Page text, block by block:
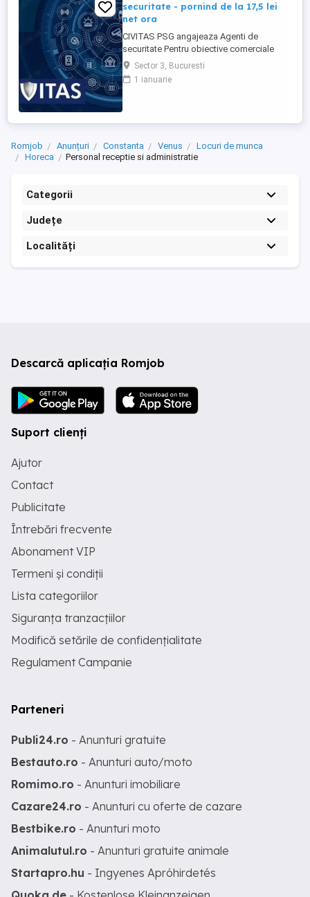
securitate - pornind de la 17,5 lei
net ora
CIVITAS PSG angajeaza Agenti de
securitate Pentru obiective comerciale
(magazine de haine din mall-urile din
Bucuresti) CONTACT: apel la numarul din
anunt Locatia: Park Lake, metrou Dristor
Garantam Salariu, program, ...
Sector 3, Bucuresti
1 ianuarie
Romjob Anunțuri Constanta Venus
Locuri de munca
Horeca
Personal receptie si administratie
Categorii
Județe
Localități
Descarcă aplicația Romjob
Suport clienți
Ajutor
Contact
Publicitate
Întrebări frecvente
Abonament VIP
Termeni și condiții
Lista categoriilor
Siguranța tranzacțiilor
Modifică setările de confidențialitate
Regulament Campanie
Parteneri
Publi24.ro - Anunturi gratuite
Bestauto.ro - Anunturi auto/moto
Romimo.ro - Anunturi imobiliare
Cazare24.ro - Anunturi cu oferte de cazare
Bestbike.ro - Anunturi moto
Animalutul.ro - Anunturi gratuite animale
Startapro.hu - Ingyenes Apróhirdetés